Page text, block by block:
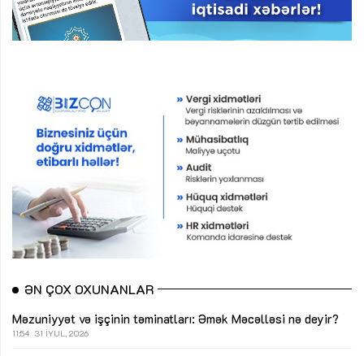
ƏN ÇOX OXUNANLAR
Məzuniyyət və işçinin təminatları: Əmək Məcəlləsi nə deyir?
11:54 31 İYUL, 2026